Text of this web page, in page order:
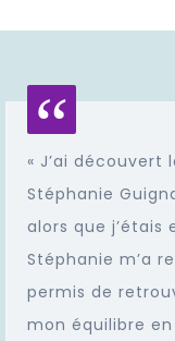
« J’ai découvert
Stéphanie
alors que j’étais
Stéphanie m’a
permis de
mon équilibre